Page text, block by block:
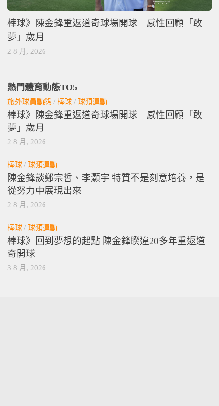
棒球》陳金鋒重返道奇球場開球 感性回顧「敢
夢」歲月
2 8 月, 2026
熱門體育動態TO5
旅外球員動態 / 棒球 / 球類運動
棒球》陳金鋒重返道奇球場開球 感性回顧「敢
夢」歲月
2 8 月, 2026
棒球 / 球類運動
陳金鋒談鄭宗哲、李灝宇 特質不是刻意培養，是
從努力中展現出來
2 8 月, 2026
棒球 / 球類運動
棒球》回到夢想的起點 陳金鋒睽違20多年重返道
奇開球
3 8 月, 2026